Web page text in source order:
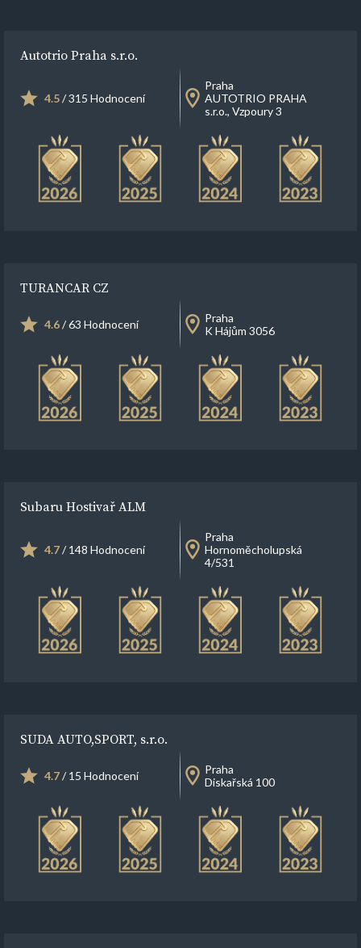
Autotrio Praha s.r.o.
4.5/ 315 Hodnocení
Praha
AUTOTRIO PRAHA
s.r.o., Vzpoury 3
TURANCAR CZ
4.6/ 63 Hodnocení
Praha
K Hájům 3056
Subaru Hostivař ALM
4.7/ 148 Hodnocení
Praha
Hornoměcholupská
4/531
SUDA AUTO,SPORT, s.r.o.
4.7/ 15 Hodnocení
Praha
Diskařská 100